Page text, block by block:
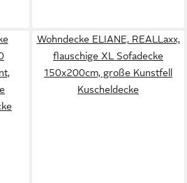
Wohndecke ELIANE, REALLaxx,
flauschige XL Sofadecke
150x200cm, große Kunstfell
Kuscheldecke